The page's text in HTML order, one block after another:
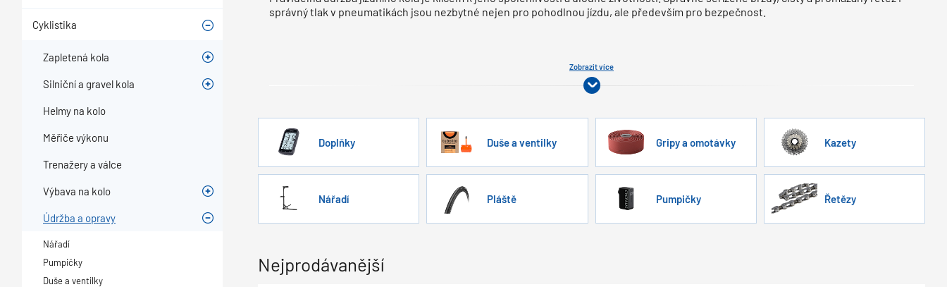
Cyklistika
Zapletená kola
Silniční a gravel kola
Helmy na kolo
Měřiče výkonu
Trenažery a válce
Výbava na kolo
Údržba a opravy
Nářadí
Pumpičky
Duše a ventilky
správný tlak v pneumatikách jsou nezbytné nejen pro pohodlnou jízdu, ale především pro bezpečnost.
Zobrazit více
Doplňky Duše a ventilky Gripy a omotávky Kazety
Nářadí Pláště Pumpičky Řetězy
Nejprodávanější